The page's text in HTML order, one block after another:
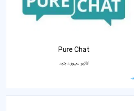
Pure Chat
لائیو سپورٹ چیٹ